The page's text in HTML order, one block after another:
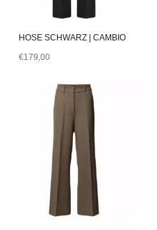
HOSE SCHWARZ | CAMBIO
€179,00